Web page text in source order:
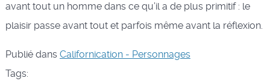
avant tout un homme dans ce qu’il a de plus primitif : le
plaisir passe avant tout et parfois même avant la réflexion.
Publié dans Californication - Personnages
Tags: